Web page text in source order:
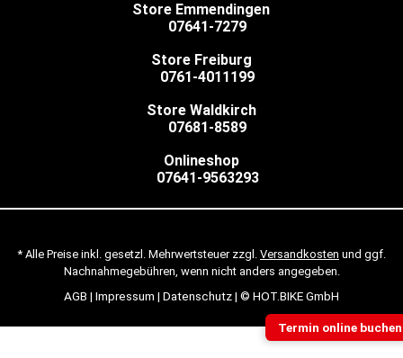
Termin online buchen
Store Emmendingen
07641-7279
Store Freiburg
0761-4011199
Store Waldkirch
07681-8589
Onlineshop
07641-9563293
* Alle Preise inkl. gesetzl. Mehrwertsteuer zzgl. Versandkosten und ggf.
Nachnahmegebühren, wenn nicht anders angegeben.
AGB | Impressum | Datenschutz| © HOT.BIKE GmbH